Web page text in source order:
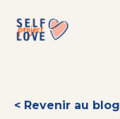
< Revenir au blog